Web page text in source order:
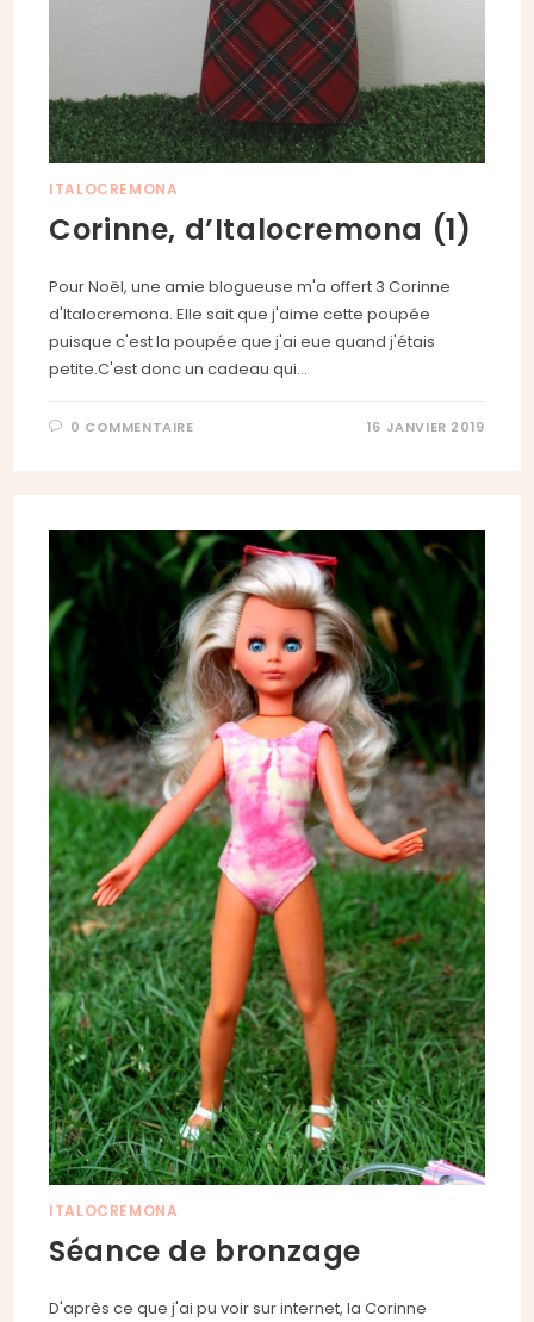
ITALOCREMONA
Corinne, d’Italocremona (1)
Pour Noël, une amie blogueuse m'a offert 3 Corinne
d'Italocremona. Elle sait que j'aime cette poupée
puisque c'est la poupée que j'ai eue quand j'étais
petite.C'est donc un cadeau qui…
0 COMMENTAIRE 16 JANVIER 2019
ITALOCREMONA
Séance de bronzage
D'après ce que j'ai pu voir sur internet, la Corinne